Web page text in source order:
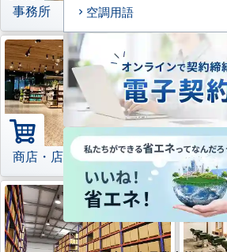
事務所 レ
商店・店舗 工場
空調用語